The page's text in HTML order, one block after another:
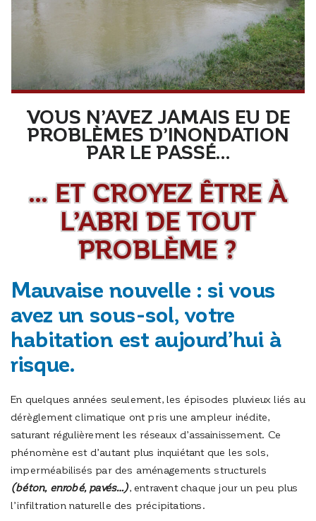
VOUS N’AVEZ JAMAIS EU DE
PROBLÈMES D’INONDATION
PAR LE PASSÉ…
… ET CROYEZ ÊTRE À
L’ABRI DE TOUT
PROBLÈME ?
Mauvaise nouvelle : si vous
avez un sous-sol, votre
habitation est aujourd’hui à
risque.
En quelques années seulement, les épisodes pluvieux liés au
dérèglement climatique ont pris une ampleur inédite,
saturant régulièrement les réseaux d’assainissement. Ce
phénomène est d’autant plus inquiétant que les sols,
imperméabilisés par des aménagements structurels
(béton, enrobé, pavés…), entravent chaque jour un peu plus
l’infiltration naturelle des précipitations.